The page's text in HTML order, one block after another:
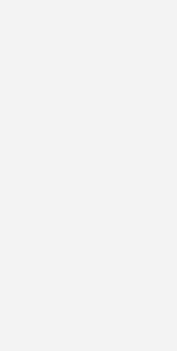
der Pelletheizung.
in enger
Energiekonzepte.
ab, den Anteil
auf 65 % zu
kann, der von der
Heizzentrale